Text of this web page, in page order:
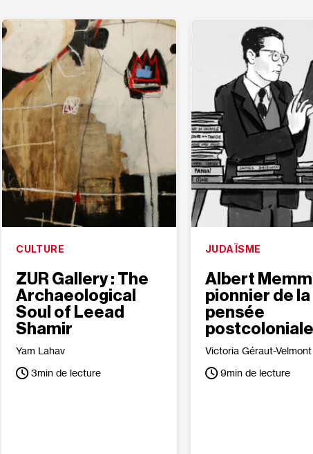
CULTURE
ZUR Gallery : The
Archaeological
Soul of Leead
Shamir
Yam Lahav
3min de lecture
JUDAÏSME
Albert
pionnier de la
pensée
postcoloniale
Victoria Géraut-Velmont
9min de lecture